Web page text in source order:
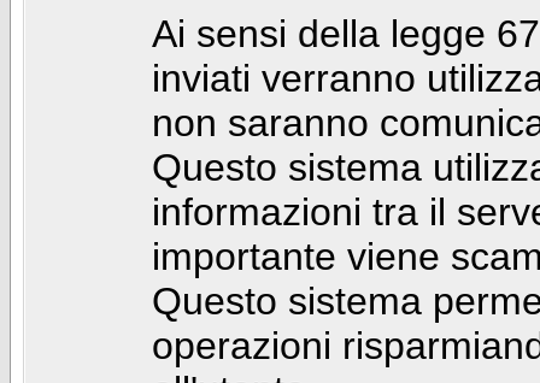
Ai sensi della legge
inviati verranno
non saranno
Questo sistema
informazioni tra il
importante viene
Questo sistema
operazioni